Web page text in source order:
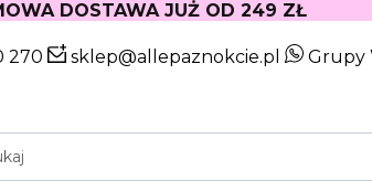
DOSTAWA JUŻ OD 249 ZŁ
270 sklep@allepaznokcie.pl Grupy